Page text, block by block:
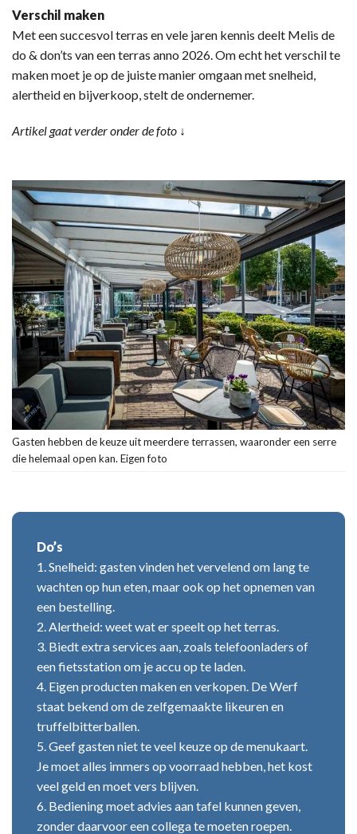
Verschil maken
Met een succesvol terras en vele jaren kennis deelt Melis de
do & don’ts van een terras anno 2026. Om echt het verschil te
maken moet je op de juiste manier omgaan met snelheid,
alertheid en bijverkoop, stelt de ondernemer.
Artikel gaat verder onder de foto ↓
Gasten hebben de keuze uit meerdere terrassen, waaronder een serre
die helemaal open kan. Eigen foto
Do’s
1. Snelheid: gasten vinden het vervelend om lang te
wachten op hun eten, maar ook op het opnemen van
een bestelling.
2. Alertheid: weet wat er speelt op het terras.
3. Biedt extra services aan, zoals telefoonladers of
een fietsstation om je accu op te laden.
4. Eigen producten maken en verkopen. De Werf
staat bekend om de zelfgemaakte likeuren en
truffelbitterballen.
5. Geef gasten niet te veel keuze op de menukaart.
Je moet alles immers op voorraad hebben, het kost
veel geld en moet vers blijven.
6. Bediening moet advies aan tafel kunnen geven,
zonder daarvoor een collega te moeten roepen.